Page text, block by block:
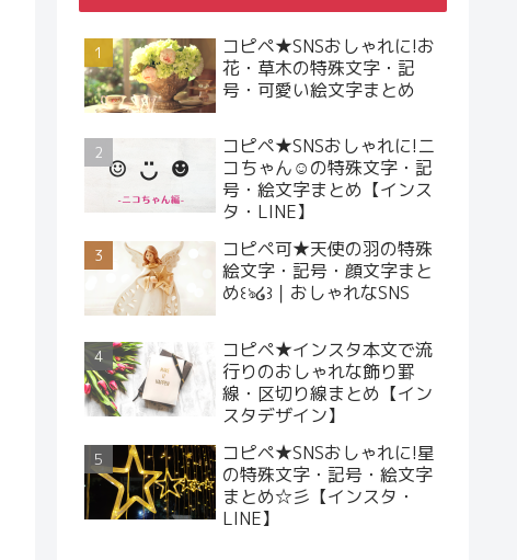
コピペ★SNSおしゃれに!お
花・草木の特殊文字・記
号・可愛い絵文字まとめ
コピペ★SNSおしゃれに!ニ
コちゃん☺︎の特殊文字・記
号・絵文字まとめ【インス
タ・LINE】
コピペ可★天使の羽の特殊
絵文字・記号・顔文字まと
め꒰ঌ໒꒱｜おしゃれなSNS
コピペ★インスタ本文で流
行りのおしゃれな飾り罫
線・区切り線まとめ【イン
スタデザイン】
コピペ★SNSおしゃれに!星
の特殊文字・記号・絵文字
まとめ☆彡【インスタ・
LINE】